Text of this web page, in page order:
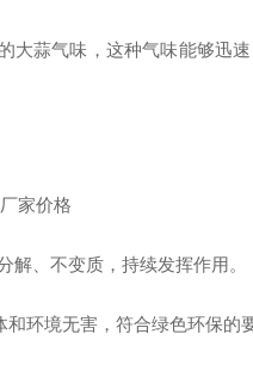
大蒜气味，这种气味能够迅
、不变质，持续发挥作用。
环境无害，符合绿色环保的要